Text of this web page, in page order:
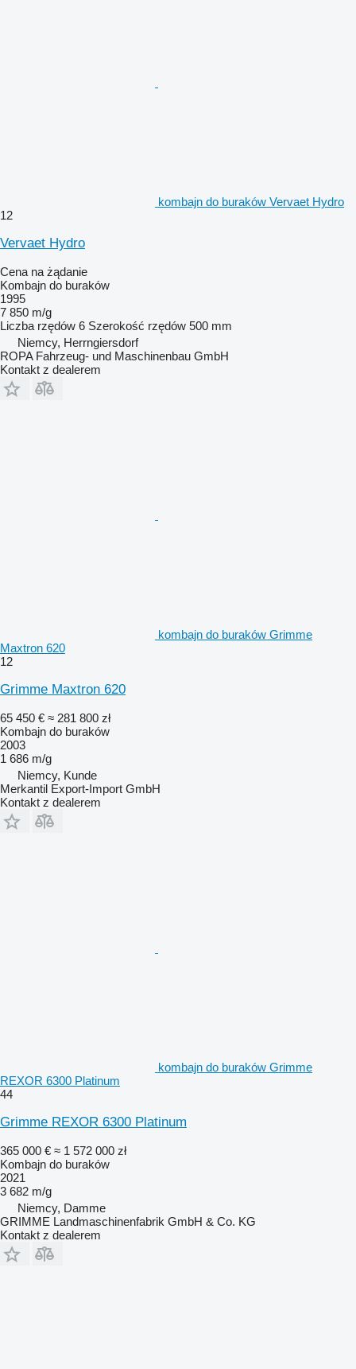
kombajn do buraków Vervaet Hydro
12
Vervaet Hydro
Cena na żądanie
Kombajn do buraków
1995
7 850 m/g
Liczba rzędów 6 Szerokość rzędów 500 mm
Niemcy, Herrngiersdorf
ROPA Fahrzeug- und Maschinenbau GmbH
Kontakt z dealerem
kombajn do buraków Grimme
Maxtron 620
12
Grimme Maxtron 620
65 450 € ≈ 281 800 zł
Kombajn do buraków
2003
1 686 m/g
Niemcy, Kunde
Merkantil Export-Import GmbH
Kontakt z dealerem
kombajn do buraków Grimme
REXOR 6300 Platinum
44
Grimme REXOR 6300 Platinum
365 000 € ≈ 1 572 000 zł
Kombajn do buraków
2021
3 682 m/g
Niemcy, Damme
GRIMME Landmaschinenfabrik GmbH & Co. KG
Kontakt z dealerem